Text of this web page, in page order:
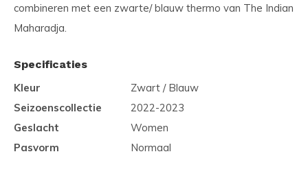
combineren met een zwarte/ blauw thermo van The Indian
Maharadja.
Specificaties
Kleur
Zwart / Blauw
Seizoenscollectie
2022-2023
Geslacht
Women
Pasvorm
Normaal